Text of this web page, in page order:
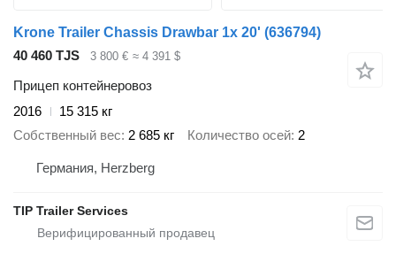
Krone Trailer Chassis Drawbar 1x 20' (636794)
40 460 TJS
3 800 € ≈ 4 391 $
Прицеп контейнеровоз
2016
15 315 кг
Собственный вес 2 685 кг Количество осей 2
Германия, Herzberg
TIP Trailer Services